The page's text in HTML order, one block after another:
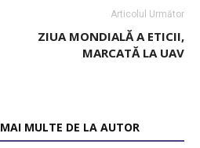
Articolul Următor
ZIUA MONDIALĂ A ETICII,
MARCATĂ LA UAV
MAI MULTE DE LA AUTOR